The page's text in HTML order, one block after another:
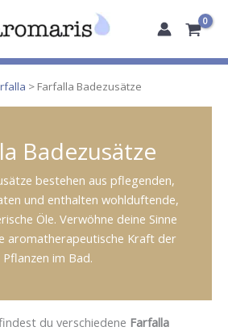
> Farfalla Badezusätze
Badezusätze
bestehen aus pflegenden,
und enthalten wohlduftende,
Öle. Verwöhne deine Sinne
aromatherapeutische Kraft der
Pflanzen im Bad.
du verschiedene Farfalla